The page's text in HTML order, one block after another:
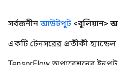
সর্বজনীন আউটপুট <বুলিয়ান>
একটি টেনসরের প্রতীকী হ্যান্ডেল